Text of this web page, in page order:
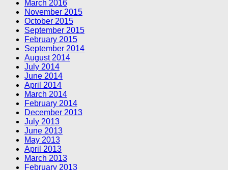
March 2016
November 2015
October 2015
September 2015
February 2015
September 2014
August 2014
July 2014
June 2014
April 2014
March 2014
February 2014
December 2013
July 2013
June 2013
May 2013
April 2013
March 2013
February 2013